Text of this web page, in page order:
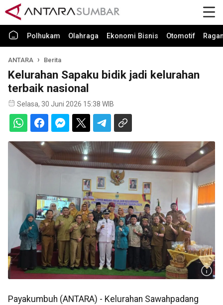
Polhukam Olahraga Ekonomi Bisnis Otomotif
ANTARA Berita
Kelurahan Sapaku bidik jadi kelurahan
terbaik nasional
Selasa, 30 Juni 2026 15:38 WIB
Payakumbuh (ANTARA) - Kelurahan Sawahpadang